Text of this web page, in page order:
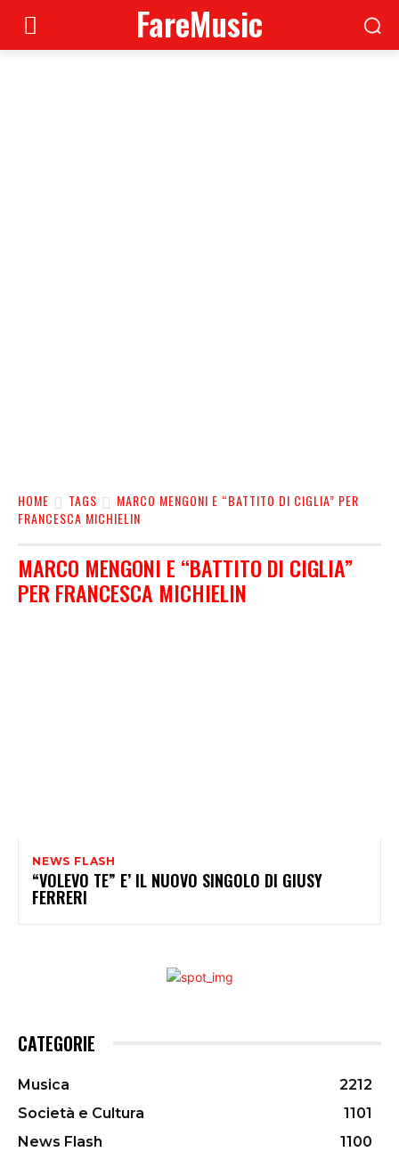
FareMusic
HOME TAGS
MARCO MENGONI E “BATTITO DI CIGLIA” PER
FRANCESCA MICHIELIN
MARCO MENGONI E “BATTITO DI CIGLIA”
PER FRANCESCA MICHIELIN
NEWS FLASH
“VOLEVO TE” E’ IL NUOVO SINGOLO DI GIUSY
FERRERI
CATEGORIE
Musica
2212
Società e Cultura
1101
News Flash
1100